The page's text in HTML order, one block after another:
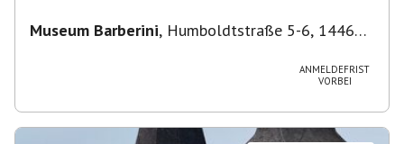
Museum Barberini, Humboldtstraße 5-6, 14467
ANMELDEFRIST
VORBEI